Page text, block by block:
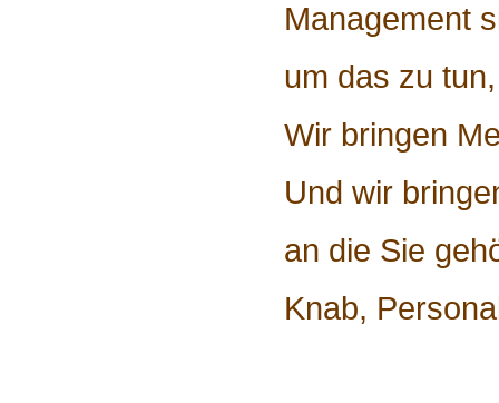
Management
um das zu
Wir bringen
Und wir
an die Sie
Knab,